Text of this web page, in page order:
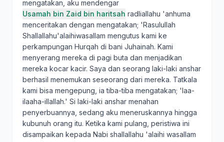
mengatakan, aku mendengar
Usamah bin Zaid bin haritsah radliallahu 'anhuma
menceritakan dengan mengatakan; 'Rasulullah
Shallallahu'alaihiwasallam mengutus kami ke
perkampungan Hurqah di bani Juhainah. Kami
menyerang mereka di pagi buta dan menjadikan
mereka kocar kacir. Saya dan seorang laki-laki anshar
berhasil menemukan seseorang dari mereka. Tatkala
kami bisa mengepung, ia tiba-tiba mengatakan; 'laa-
ilaaha-illallah.' Si laki-laki anshar menahan
penyerbuannya, sedang aku meneruskannya hingga
kubunuh orang itu. Ketika kami pulang, peristiwa ini
disampaikan kepada Nabi shallallahu 'alaihi wasallam